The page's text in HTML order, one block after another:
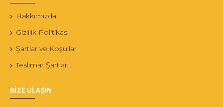
Hakkımızda
Gizlilik Politikası
Şartlar ve Koşullar
Teslimat Şartları
BİZE ULAŞIN